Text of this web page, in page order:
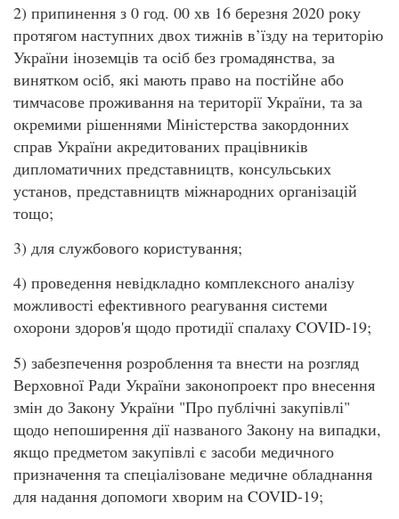
2) припинення з 0 год. 00 хв 16 березня 2020 року
протягом наступних двох тижнів в’їзду на територію
України іноземців та осіб без громадянства, за
винятком осіб, які мають право на постійне або
тимчасове проживання на території України, та за
окремими рішеннями Міністерства закордонних
справ України акредитованих працівників
дипломатичних представництв, консульських
установ, представництв міжнародних організацій
тощо;
3) для службового користування;
4) проведення невідкладно комплексного аналізу
можливості ефективного реагування системи
охорони здоров'я щодо протидії спалаху COVID-19;
5) забезпечення розроблення та внести на розгляд
Верховної Ради України законопроект про внесення
змін до Закону України "Про публічні закупівлі"
щодо непоширення дії названого Закону на випадки,
якщо предметом закупівлі є засоби медичного
призначення та спеціалізоване медичне обладнання
для надання допомоги хворим на COVID-19;